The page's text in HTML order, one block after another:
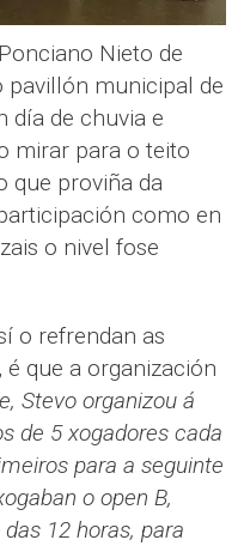
Nieto de
pavillón municipal de
día de chuvia e
mirar para o teito
que proviña da
como en
o nivel fose
o refrendan as
que a organización
Stevo organizou á
de 5 xogadores cada
para a seguinte
o open B,
12 horas, para